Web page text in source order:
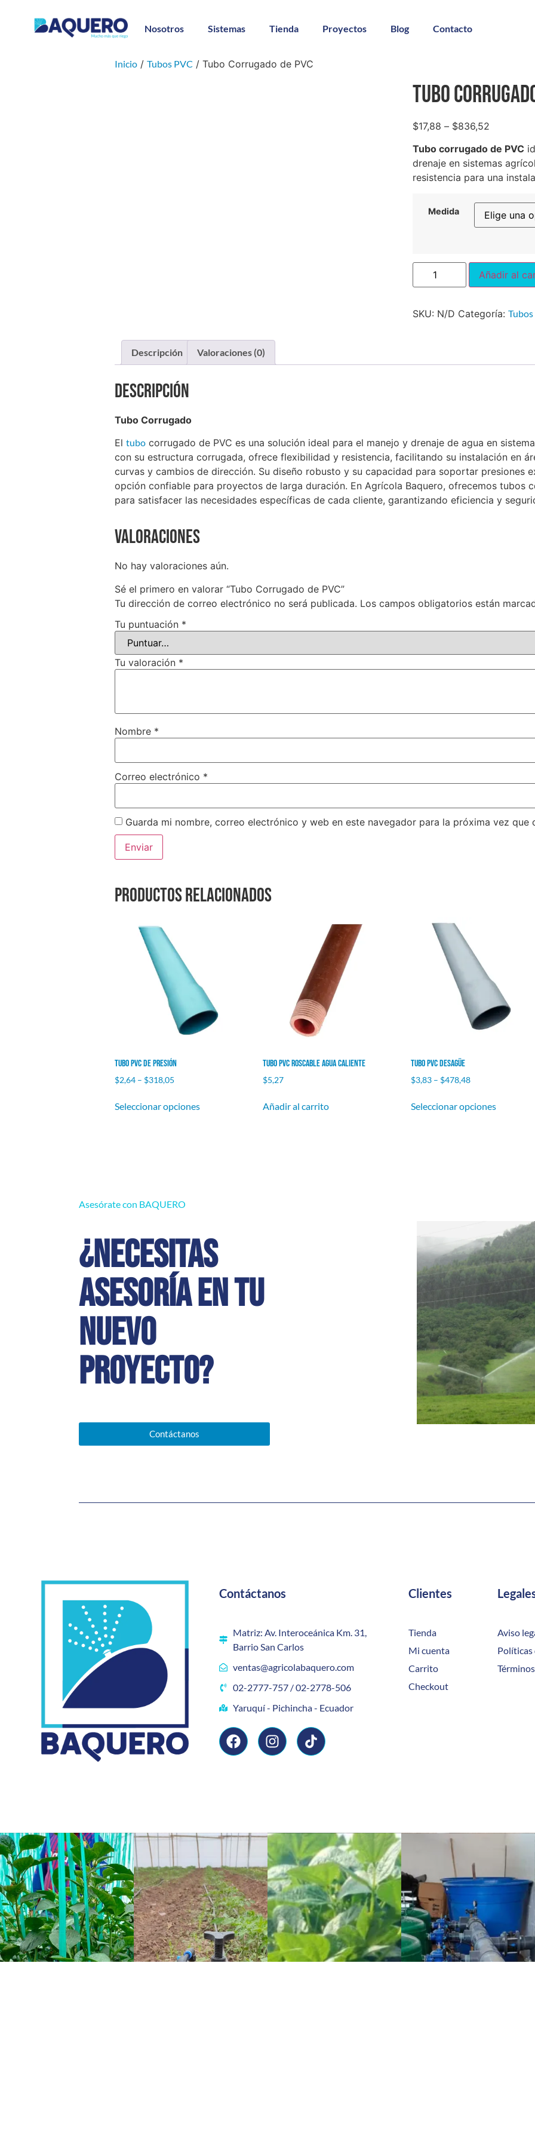
Nosotros Sistemas Tienda Proyectos Blog Contacto
Inicio / Tubos PVC / Tubo Corrugado de PVC
Tubo
$17,88 – $836,52
Tubo corrugado de PVC
drenaje en sistemas
resistencia para una
Medida
Añadir al
SKU: N/D Categoría:
Descripción Valoraciones (0)
Descripción
Tubo Corrugado
El tubo corrugado de PVC es una solución ideal para el manejo y drenaje de agua en
con su estructura corrugada, ofrece flexibilidad y resistencia, facilitando su instalación en
curvas y cambios de dirección. Su diseño robusto y su capacidad para soportar presiones
opción confiable para proyectos de larga duración. En Agrícola Baquero, ofrecemos tubos
para satisfacer las necesidades específicas de cada cliente, garantizando eficiencia y
Valoraciones
No hay valoraciones aún.
Sé el primero en valorar “Tubo Corrugado de PVC”
Tu dirección de correo electrónico no será publicada. Los campos obligatorios están
Tu puntuación *
Tu valoración *
Nombre *
Correo electrónico *
Guarda mi nombre, correo electrónico y web en este navegador para la próxima vez que
Productos relacionados
Tubo PVC de presión
$2,64 – $318,05
Seleccionar opciones
Tubo PVC Roscable Agua Caliente
$5,27
Añadir al carrito
Tubo PVC Desagüe
$3,83 – $478,48
Seleccionar opciones
Asesórate con BAQUERO
¿Necesitas
asesoría en tu
nuevo
proyecto?
Contáctanos
Contáctanos
Matriz: Av. Interoceánica Km. 31,
Barrio San Carlos
ventas@agricolabaquero.com
02-2777-757 / 02-2778-506
Yaruquí - Pichincha - Ecuador
Clientes
Tienda
Mi cuenta
Carrito
Checkout
Aviso
Políticas